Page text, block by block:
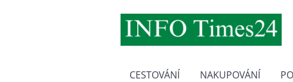
CESTOVÁNÍ NAKUPOVÁNÍ